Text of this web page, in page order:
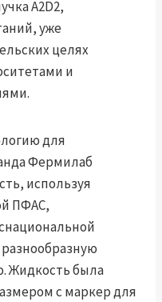
A2D2,
уже
целях
и
для
Фермилаб
используя
ПФАС,
Жидкость была
с маркер для